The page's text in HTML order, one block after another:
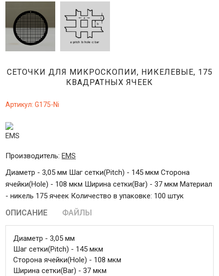
СЕТОЧКИ ДЛЯ МИКРОСКОПИИ, НИКЕЛЕВЫЕ, 175
КВАДРАТНЫХ ЯЧЕЕК
Артикул:G175-Ni
Производитель:EMS
Диаметр - 3,05 мм Шаг сетки(Pitch) - 145 мкм Сторона
ячейки(Hole) - 108 мкм Ширина сетки(Bar) - 37 мкм Материал
- никель 175 ячеек Количество в упаковке: 100 штук
ОПИСАНИЕ ФАЙЛЫ
Диаметр - 3,05 мм
Шаг сетки(Pitch) - 145 мкм
Сторона ячейки(Hole) - 108 мкм
Ширина сетки(Bar) - 37 мкм